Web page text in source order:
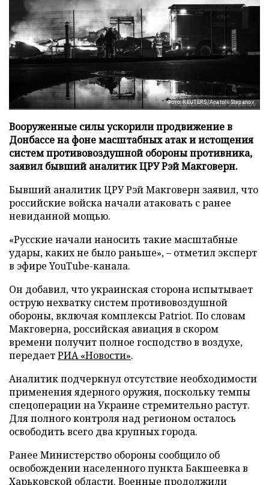
Фото: REUTERS/Anatolii Stepanov
Вооруженные силы ускорили продвижение в
Донбассе на фоне масштабных атак и истощения
систем противовоздушной обороны противника,
заявил бывший аналитик ЦРУ Рэй Макговерн.
Бывший аналитик ЦРУ Рэй Макговерн заявил, что
российские войска начали атаковать с ранее
невиданной мощью.
«Русские начали наносить такие масштабные
удары, каких не было раньше», – отметил эксперт
в эфире YouTube-канала.
Он добавил, что украинская сторона испытывает
острую нехватку систем противовоздушной
обороны, включая комплексы Patriot. По словам
Макговерна, российская авиация в скором
времени получит полное господство в воздухе,
передаетРИА «Новости».
Аналитик подчеркнул отсутствие необходимости
применения ядерного оружия, поскольку темпы
спецоперации на Украине стремительно растут.
Для полного контроля над регионом осталось
освободить всего два крупных города.
Ранее Министерство обороны сообщило об
освобождении населенного пункта Бакшеевка в
Харьковской области. Военные продолжили